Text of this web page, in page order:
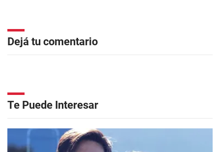
Dejá tu comentario
Te Puede Interesar